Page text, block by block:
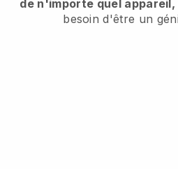
de n'importe quel
besoin d'être un